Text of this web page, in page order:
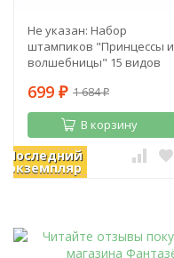
Последний
экземпляр
Не указан: Набор
штампиков "Принцессы и
волшебницы" 15 видов
699 ₽ 1 684₽
В корзину
В наличии